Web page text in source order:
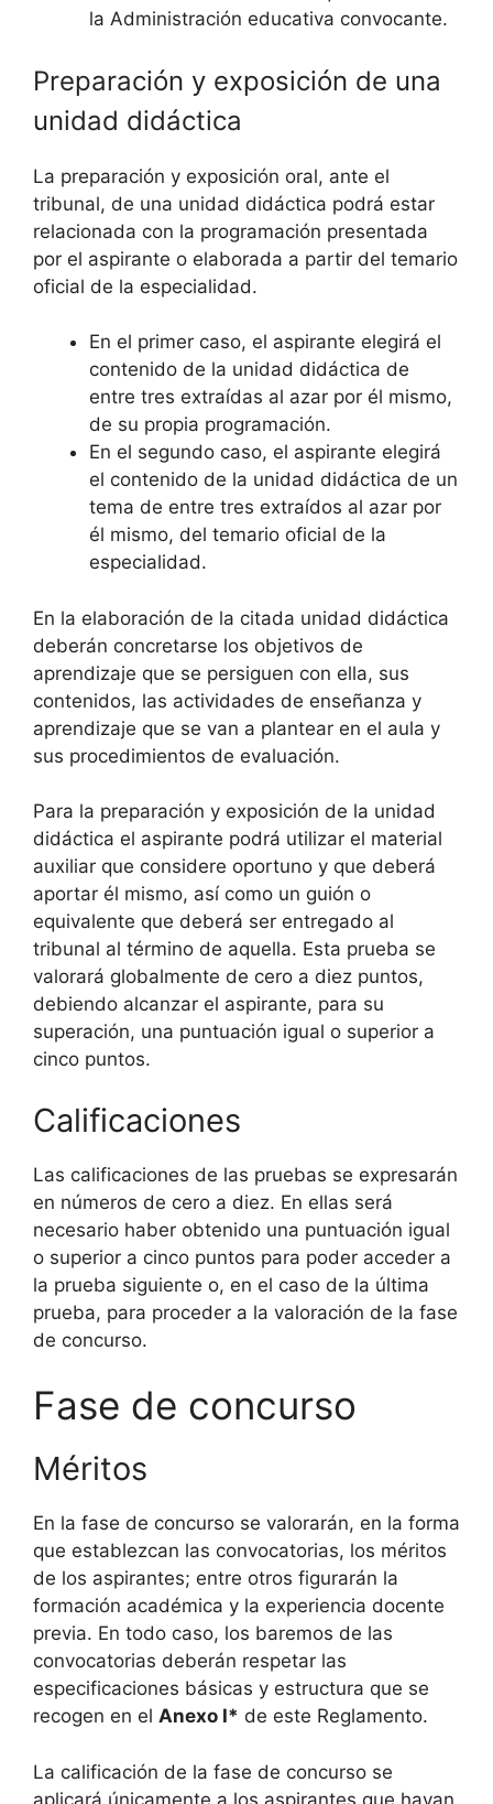
la Administración educativa convocante.
Preparación y exposición de una
unidad didáctica
La preparación y exposición oral, ante el
tribunal, de una unidad didáctica podrá estar
relacionada con la programación presentada
por el aspirante o elaborada a partir del temario
oficial de la especialidad.
En el primer caso, el aspirante elegirá el
contenido de la unidad didáctica de
entre tres extraídas al azar por él mismo,
de su propia programación.
En el segundo caso, el aspirante elegirá
el contenido de la unidad didáctica de un
tema de entre tres extraídos al azar por
él mismo, del temario oficial de la
especialidad.
En la elaboración de la citada unidad didáctica
deberán concretarse los objetivos de
aprendizaje que se persiguen con ella, sus
contenidos, las actividades de enseñanza y
aprendizaje que se van a plantear en el aula y
sus procedimientos de evaluación.
Para la preparación y exposición de la unidad
didáctica el aspirante podrá utilizar el material
auxiliar que considere oportuno y que deberá
aportar él mismo, así como un guión o
equivalente que deberá ser entregado al
tribunal al término de aquella. Esta prueba se
valorará globalmente de cero a diez puntos,
debiendo alcanzar el aspirante, para su
superación, una puntuación igual o superior a
cinco puntos.
Calificaciones
Las calificaciones de las pruebas se expresarán
en números de cero a diez. En ellas será
necesario haber obtenido una puntuación igual
o superior a cinco puntos para poder acceder a
la prueba siguiente o, en el caso de la última
prueba, para proceder a la valoración de la fase
de concurso.
Fase de concurso
Méritos
En la fase de concurso se valorarán, en la forma
que establezcan las convocatorias, los méritos
de los aspirantes; entre otros figurarán la
formación académica y la experiencia docente
previa. En todo caso, los baremos de las
convocatorias deberán respetar las
especificaciones básicas y estructura que se
recogen en el Anexo I* de este Reglamento.
La calificación de la fase de concurso se
aplicará únicamente a los aspirantes que hayan